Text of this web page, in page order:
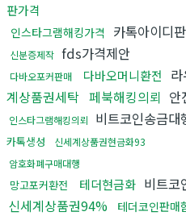
판가격
인스타그램해킹가격 카톡아이디
신분증제작 fds가격제안
다바오포커판매 다바오머니환전
계상품권세탁 페북해킹의뢰 안
인스타그램해킹의뢰 비트코인송금대
카톡생성
신세계상품권현금화93
암호화폐구매대행
망고포커환전 테더현금화 비트코
신세계상품권94% 테더코인판매